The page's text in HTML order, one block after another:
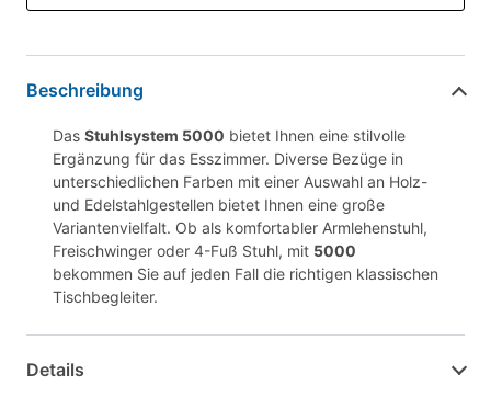
Beschreibung
Das Stuhlsystem 5000 bietet Ihnen eine stilvolle
Ergänzung für das Esszimmer. Diverse Bezüge in
unterschiedlichen Farben mit einer Auswahl an Holz-
und Edelstahlgestellen bietet Ihnen eine große
Variantenvielfalt. Ob als komfortabler Armlehenstuhl,
Freischwinger oder 4-Fuß Stuhl, mit 5000
bekommen Sie auf jeden Fall die richtigen klassischen
Tischbegleiter.
Details